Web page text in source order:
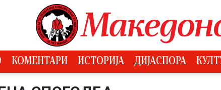
КОМЕНТАРИ ИСТОРИЈА ДИЈАСПОРА